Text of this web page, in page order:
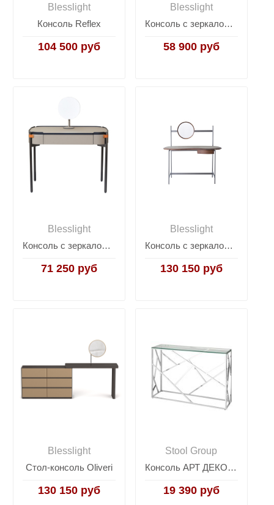
Blesslight
Консоль Reflex
104 500 руб
Blesslight
Консоль с зеркалом Vanity Desk
58 900 руб
Blesslight
Консоль с зеркалом JK-J09
71 250 руб
Blesslight
Консоль с зеркалом JK-J15
130 150 руб
Blesslight
Стол-консоль Oliveri
130 150 руб
Stool Group
Консоль АРТ ДЕКО 115*30 серебро
19 390 руб